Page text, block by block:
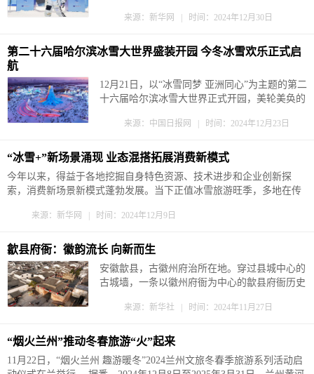
雪大世界开幕，“尔滨”成为冬季旅游“顶流”目的
超级冰滑梯真是...
来源：新华网 | 时间：2024年12月30日
第二十六届哈尔滨冰雪大世界盛装开园 今冬冰雪欢乐正式启
航
12月21日，以“冰雪同梦 亚洲同心”为主题的第二
十六届哈尔滨冰雪大世界正式开园，美轮美奂的
日里最动人的画卷。 欣赏冰雪奇观 游客纷纷赞
走进园区，亲眼目睹世界一流冰雪景区风采，纷
纷赞叹不已。 上午的哈尔滨冰雪大世界...
来源：中国日报网 | 时间：2024年12月23日
“冰雪+”新场景涌现 业态混搭拓展消费新模式
今年以来，得益于各地挖掘自身特色资源、技术进步和企业创新探
索，消费新场景新模式蓬勃发展。当下正值冰雪旅游旺季，多地在传
消费效率和便捷性，商业创新满足了多样化消费需求。专家表示，未
升...
来源：新华网 | 时间：2024年12月9日
歙县府衙：徽韵流长 向新而生
安徽歙县，古徽州府治所在地。穿过县城中心的
古城墙，一条以徽州府衙为中心的歙县府衙历史
中，白墙黛瓦的徽派古建雕梁画栋、飞檐起落，
边老店里的锭锭徽墨余味悠长，续写着传承千年
的文脉。 对传统文化的“守”和“用&r...
来源：新华社 | 时间：2024年11月27日
“烟火兰州”推动冬春旅游“火”起来
11月22日，“烟火兰州 趣游暖冬”2024兰州文旅冬春季旅游系列活动启